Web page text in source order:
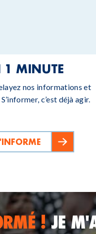
1 MINUTE
nos informations et
c’est déjà agir.
!JE